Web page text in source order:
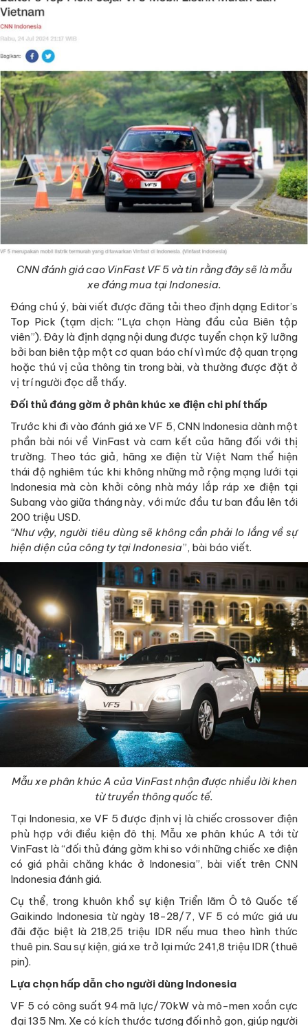
CNN đánh giá cao VinFast VF 5 và tin rằng đây sẽ là mẫu
xe đáng mua tại Indonesia.
Đáng chú ý, bài viết được đăng tải theo định dạng Editor’s
Top Pick (tạm dịch: “Lựa chọn Hàng đầu của Biên tập
viên”). Đây là định dạng nội dung được tuyển chọn kỹ lưỡng
bởi ban biên tập một cơ quan báo chí vì mức độ quan trọng
hoặc thú vị của thông tin trong bài, và thường được đặt ở
vị trí người đọc dễ thấy.
Đối thủ đáng gờm ở phân khúc xe điện chi phí thấp
Trước khi đi vào đánh giá xe VF 5, CNN Indonesia dành một
phần bài nói về VinFast và cam kết của hãng đối với thị
trường. Theo tác giả, hãng xe điện từ Việt Nam thể hiện
thái độ nghiêm túc khi không những mở rộng mạng lưới tại
Indonesia mà còn khởi công nhà máy lắp ráp xe điện tại
Subang vào giữa tháng này, với mức đầu tư ban đầu lên tới
200 triệu USD.
“Như vậy, người tiêu dùng sẽ không cần phải lo lắng về sự
hiện diện của công ty tại Indonesia”, bài báo viết.
Mẫu xe phân khúc A của VinFast nhận được nhiều lời khen
từ truyền thông quốc tế.
Tại Indonesia, xe VF 5 được định vị là chiếc crossover điện
phù hợp với điều kiện đô thị. Mẫu xe phân khúc A tới từ
VinFast là “đối thủ đáng gờm khi so với những chiếc xe điện
có giá phải chăng khác ở Indonesia”, bài viết trên CNN
Indonesia đánh giá.
Cụ thể, trong khuôn khổ sự kiện Triển lãm Ô tô Quốc tế
Gaikindo Indonesia từ ngày 18-28/7, VF 5 có mức giá ưu
đãi đặc biệt là 218,25 triệu IDR nếu mua theo hình thức
thuê pin. Sau sự kiện, giá xe trở lại mức 241,8 triệu IDR (thuê
pin).
Lựa chọn hấp dẫn cho người dùng Indonesia
VF 5 có công suất 94 mã lực/70kW và mô-men xoắn cực
đại 135 Nm. Xe có kích thước tương đối nhỏ gọn, giúp người